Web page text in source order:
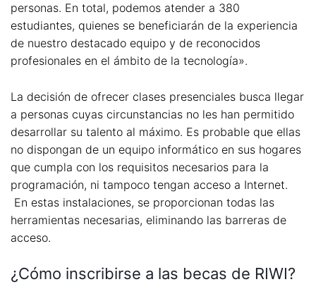
personas. En total, podemos atender a 380
estudiantes, quienes se beneficiarán de la experiencia
de nuestro destacado equipo y de reconocidos
profesionales en el ámbito de la tecnología».
La decisión de ofrecer clases presenciales busca llegar
a personas cuyas circunstancias no les han permitido
desarrollar su talento al máximo. Es probable que ellas
no dispongan de un equipo informático en sus hogares
que cumpla con los requisitos necesarios para la
programación, ni tampoco tengan acceso a Internet.
En estas instalaciones, se proporcionan todas las
herramientas necesarias, eliminando las barreras de
acceso.
¿Cómo inscribirse a las becas de RIWI?